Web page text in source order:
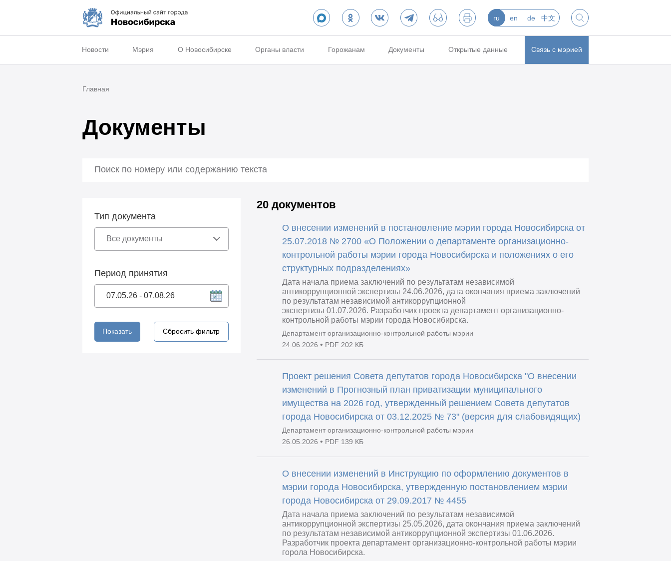
ru en de 中文
Новости Мэрия О Новосибирске Органы власти Горожанам Документы Открытые данные Связь с мэрией
Главная
Документы
Тип документа
Период принятия
Показать Сбросить фильтр
20 документов
О внесении изменений в постановление мэрии города Новосибирска от
25.07.2018 № 2700 «О Положении о департаменте организационно-
контрольной работы мэрии города Новосибирска и положениях о его
структурных подразделениях»
Дата начала приема заключений по результатам независимой
антикоррупционной экспертизы 24.06.2026, дата окончания приема заключений
по результатам независимой антикоррупционной
экспертизы 01.07.2026. Разработчик проекта департамент организационно-
контрольной работы мэрии города Новосибирска.
Департамент организационно-контрольной работы мэрии
24.06.2026 • PDF 202 КБ
Проект решения Совета депутатов города Новосибирска "О внесении
изменений в Прогнозный план приватизации муниципального
имущества на 2026 год, утвержденный решением Совета депутатов
города Новосибирска от 03.12.2025 № 73" (версия для слабовидящих)
Департамент организационно-контрольной работы мэрии
26.05.2026 • PDF 139 КБ
О внесении изменений в Инструкцию по оформлению документов в
мэрии города Новосибирска, утвержденную постановлением мэрии
города Новосибирска от 29.09.2017 № 4455
Дата начала приема заключений по результатам независимой
антикоррупционной экспертизы 25.05.2026, дата окончания приема заключений
по результатам независимой антикоррупционной экспертизы 01.06.2026.
Разработчик проекта департамент организационно-контрольной работы мэрии
горола Новосибирска.